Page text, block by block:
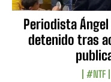
Periodista
detenido tras
#NTF